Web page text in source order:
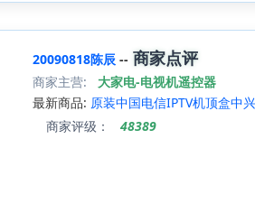
20090818陈辰 -- 商家点评
商家主营:
大家电-电视机遥控器
最新商品: 原装中国电信IPTV机顶盒中
商家评级：
48389